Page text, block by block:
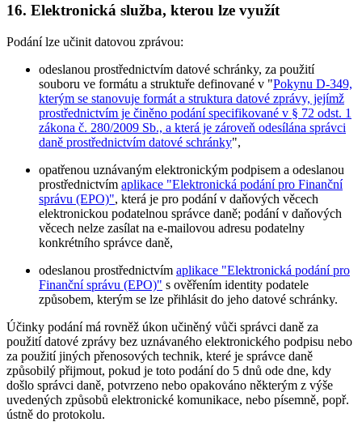
16. Elektronická služba, kterou lze využít
Podání lze učinit datovou zprávou:
odeslanou prostřednictvím datové schránky, za použití
souboru ve formátu a struktuře definované v "Pokynu D-349,
kterým se stanovuje formát a struktura datové zprávy, jejímž
prostřednictvím je činěno podání specifikované v § 72 odst. 1
zákona č. 280/2009 Sb., a která je zároveň odesílána správci
daně prostřednictvím datové schránky",
opatřenou uznávaným elektronickým podpisem a odeslanou
prostřednictvím aplikace "Elektronická podání pro Finanční
správu (EPO)", která je pro podání v daňových věcech
elektronickou podatelnou správce daně; podání v daňových
věcech nelze zasílat na e-mailovou adresu podatelny
konkrétního správce daně,
odeslanou prostřednictvím aplikace "Elektronická podání pro
Finanční správu (EPO)" s ověřením identity podatele
způsobem, kterým se lze přihlásit do jeho datové schránky.
Účinky podání má rovněž úkon učiněný vůči správci daně za
použití datové zprávy bez uznávaného elektronického podpisu nebo
za použití jiných přenosových technik, které je správce daně
způsobilý přijmout, pokud je toto podání do 5 dnů ode dne, kdy
došlo správci daně, potvrzeno nebo opakováno některým z výše
uvedených způsobů elektronické komunikace, nebo písemně, popř.
ústně do protokolu.